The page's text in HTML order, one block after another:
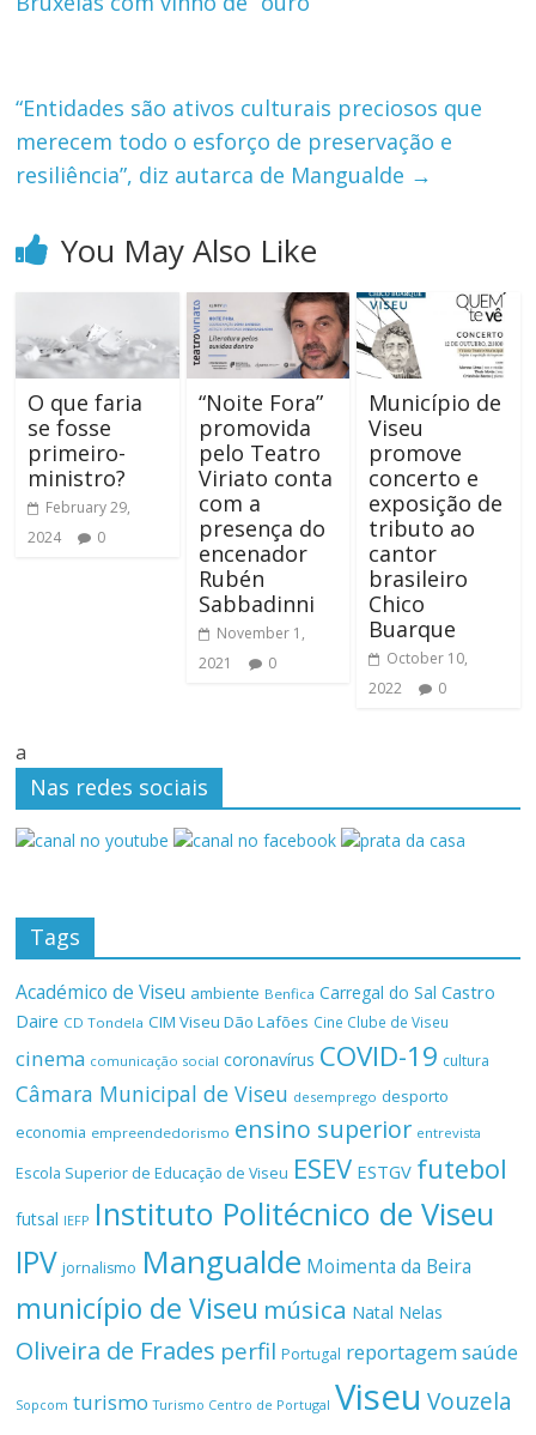
“Entidades são ativos culturais preciosos que
merecem todo o esforço de preservação e
resiliência”, diz autarca de Mangualde →
You May Also Like
O que faria
se fosse
primeiro-
ministro?
February 29,
2024
0
“Noite Fora”
promovida
pelo Teatro
Viriato conta
com a
presença do
encenador
Rubén
Sabbadinni
November 1,
2021
0
Município de
Viseu
promove
concerto e
exposição de
tributo ao
cantor
brasileiro
Chico
Buarque
October 10,
2022
0
a
Nas redes sociais
Tags
Académico de Viseu ambiente Benfica Carregal do Sal Castro
Daire CD Tondela CIM Viseu Dão Lafões Cine Clube de Viseu
cinema comunicação social coronavírus COVID-19 cultura
Câmara Municipal de Viseu desemprego desporto
economia empreendedorismo ensino superior entrevista
Escola Superior de Educação de Viseu ESEV ESTGV futebol
futsal IEFP Instituto Politécnico de Viseu
IPV jornalismo Mangualde Moimenta da Beira
município de Viseu música Natal Nelas
Oliveira de Frades perfil Portugal reportagemsaúde
Sopcom turismo Turismo Centro de Portugal Viseu Vouzela